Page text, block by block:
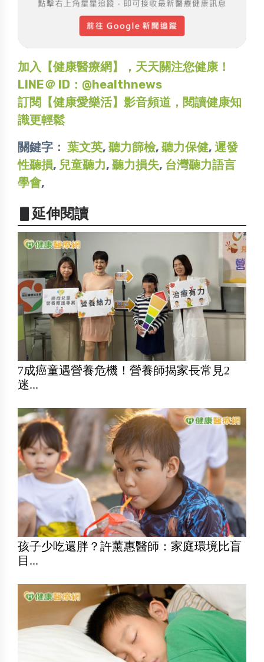
加入【健康醫療網】，天天關注您健康！
LINE＠ ID：@healthnews
訂閱【健康愛樂活】影音頻道，閱讀健康知
識更輕鬆
關鍵字： 葉文英, 聽力篩檢, 聽力保健, 遲發
性聽損, 兒童聽力, 聽力損失, 台灣聽力語言
學會,
▋延伸閱讀
7成癌童遇營養危機！營養師揭家長常見2
迷...
孩子少吃還胖？許薰惠醫師：家庭環境比盲
目...